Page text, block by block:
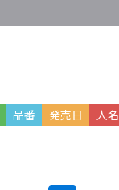
品番 発売日 人名